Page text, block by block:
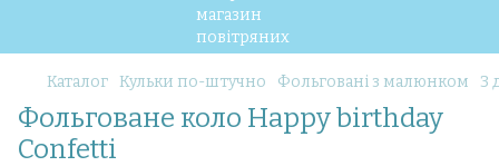
Каталог Кульки по-штучно Фольговані з малюнком З
Фольговане коло Happy birthday
Confetti